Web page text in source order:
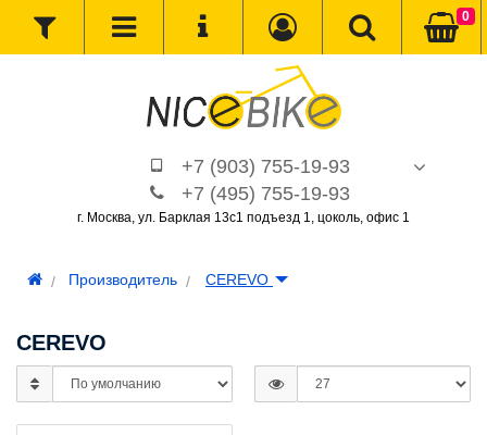
+7 (903) 755-19-93
+7 (495) 755-19-93
г. Москва, ул. Барклая 13с1 подъезд 1, цоколь, офис 1
0
Производитель CEREVO
CEREVO